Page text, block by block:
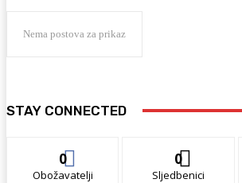
Nema postova za prikaz
STAY CONNECTED
0
Obožavatelji
0
Sljedbenici